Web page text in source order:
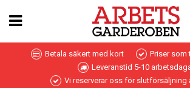
Betala säkert med kort
Priser som
Leveranstid 5-10
Vi reserverar oss för slutförsäljning